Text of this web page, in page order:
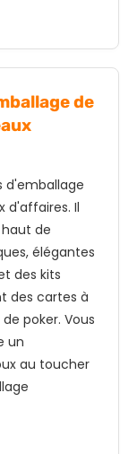
de
d'emballage
d'affaires. Il
de
élégantes
des kits
des cartes à
poker. Vous
un
au toucher